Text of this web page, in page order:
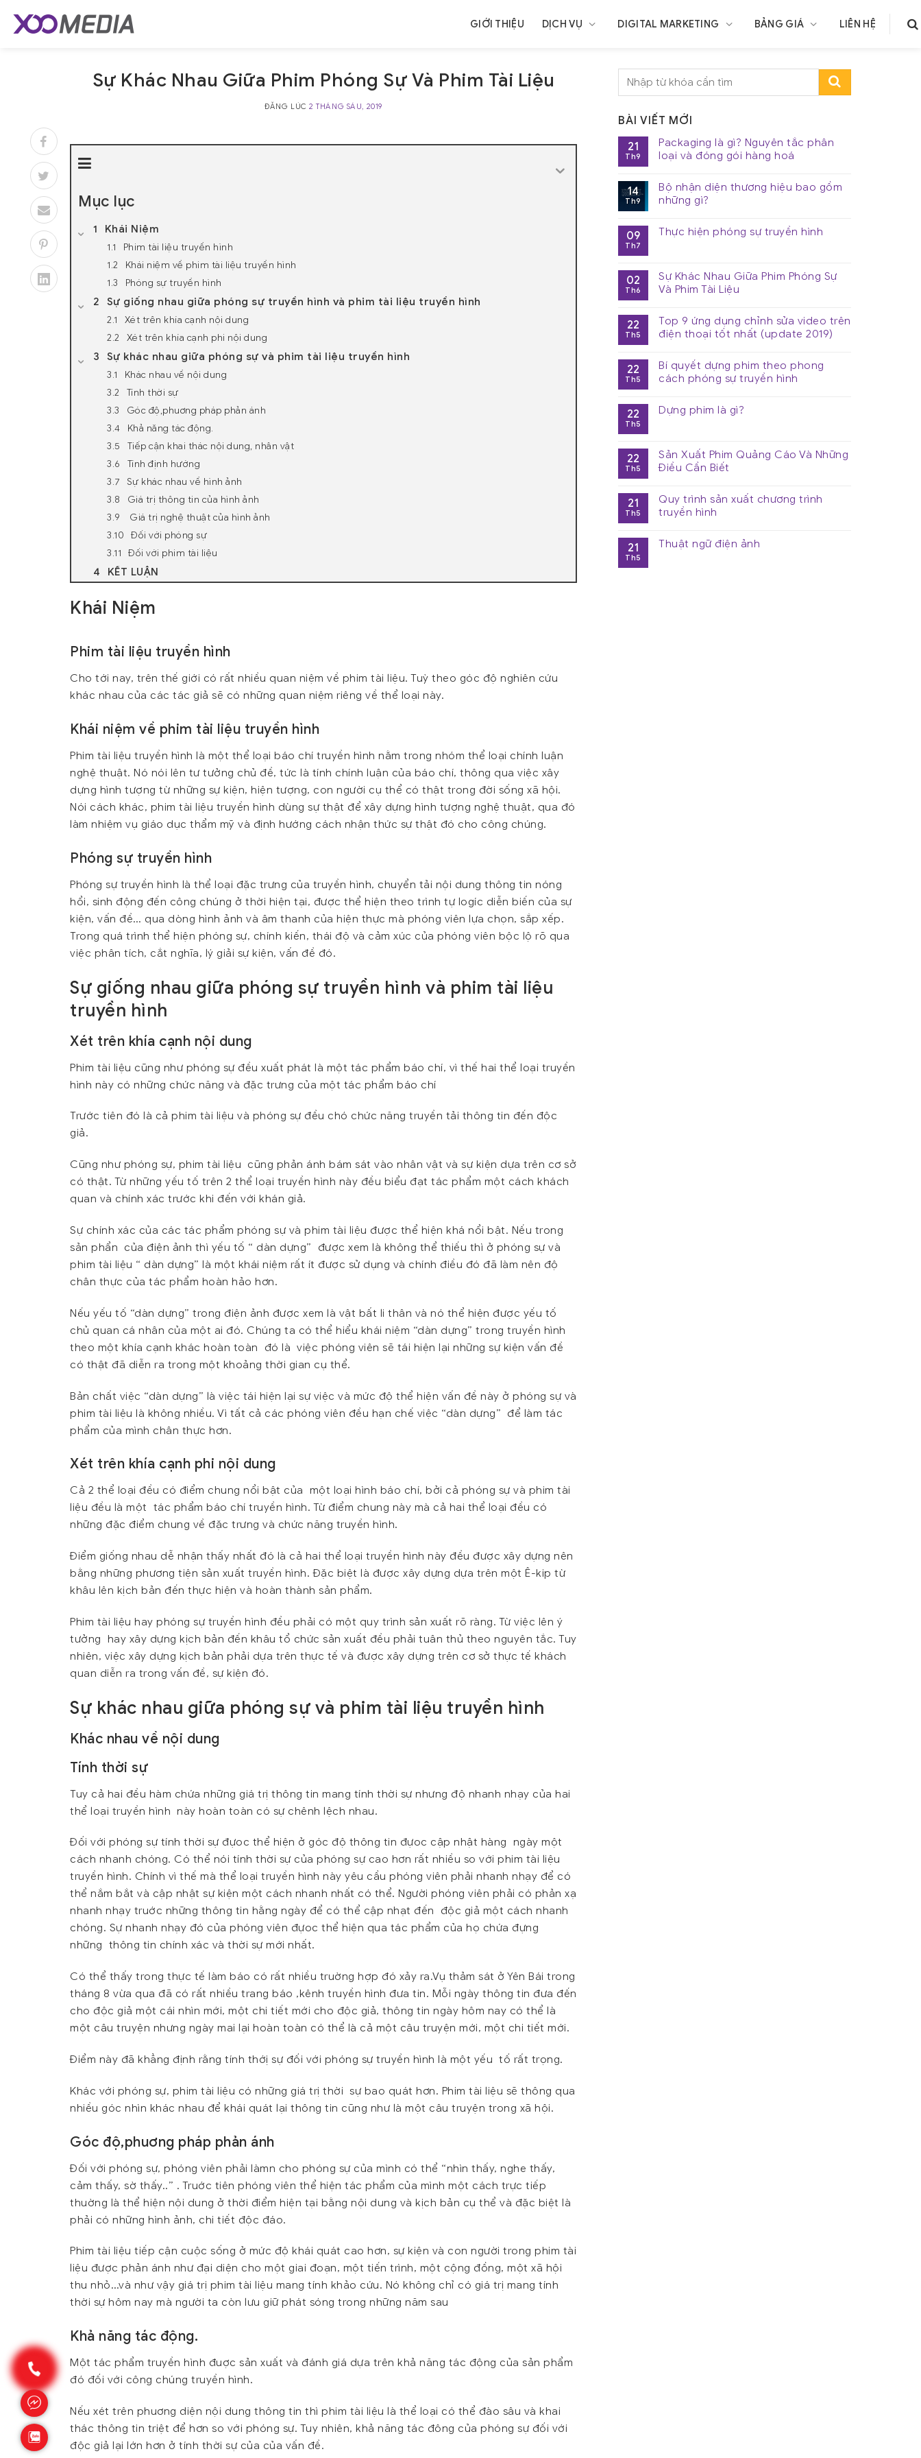
GIỚI THIỆU DỊCH VỤ DIGITAL MARKETING BẢNG GIÁ LIÊN HỆ
Sự Khác Nhau Giữa Phim Phóng Sự Và Phim Tài Liệu
ĐĂNG LÚC2 THÁNG SÁU, 2019
Mục lục
Khái Niệm
Phim tài liệu truyền hình
Khái niệm về phim tài liệu truyền hình
Phóng sự truyền hình
Sự giống nhau giữa phóng sự truyền hình và phim tài liệu truyền hình
Xét trên khía cạnh nội dung
Xét trên khía cạnh phi nội dung
Sự khác nhau giữa phóng sự và phim tài liệu truyền hình
Khác nhau về nội dung
Tính thời sự
Góc độ,phuơng pháp phản ánh
Khả năng tác động.
Tiếp cận khai thác nội dung, nhân vật
Tính định hướng
Sự khác nhau về hình ảnh
Giá trị thông tin của hình ảnh
Giá trị nghệ thuật của hình ảnh
Đối với phóng sự
Đối với phim tài liệu
KẾT LUẬN
Khái Niệm
Phim tài liệu truyền hình
Cho tới nay, trên thế giới có rất nhiều quan niệm về phim tài liệu. Tuỳ theo góc độ nghiên cứu
khác nhau của các tác giả sẽ có những quan niệm riêng về thể loại này.
Khái niệm về phim tài liệu truyền hình
Phim tài liệu truyền hình là một thể loại báo chí truyền hình nằm trong nhóm thể loại chính luận
nghệ thuật. Nó nói lên tư tưởng chủ đề, tức là tính chính luận của báo chí, thông qua việc xây
dựng hình tượng từ những sự kiện, hiện tượng, con người cụ thể có thật trong đời sống xã hội.
Nói cách khác, phim tài liệu truyền hình dùng sự thật để xây dựng hình tượng nghệ thuật, qua đó
làm nhiệm vụ giáo dục thẩm mỹ và định hướng cách nhận thức sự thật đó cho công chúng.
Phóng sự truyền hình
Phóng sự truyền hình là thể loại đặc trưng của truyền hình, chuyển tải nội dung thông tin nóng
hổi, sinh động đến công chúng ở thời hiện tại, được thể hiện theo trình tự logíc diễn biến của sự
kiện, vấn đề… qua dòng hình ảnh và âm thanh của hiện thực mà phóng viên lựa chọn, sắp xếp.
Trong quá trình thể hiện phóng sự, chính kiến, thái độ và cảm xúc của phóng viên bộc lộ rõ qua
việc phân tích, cắt nghĩa, lý giải sự kiện, vấn đề đó.
Sự giống nhau giữa phóng sự truyền hình và phim tài liệu
truyền hình
Xét trên khía cạnh nội dung
Phim tài liệu cũng như phóng sự đều xuất phát là một tác phẩm báo chí, vì thế hai thể loại truyền
hình này có những chức năng và đặc trưng của một tác phẩm báo chí
Trước tiên đó là cả phim tài liệu và phóng sự đều chó chức năng truyền tải thông tin đến độc
giả.
Cũng như phóng sự, phim tài liệu cũng phản ánh bám sát vào nhân vật và sự kiện dựa trên cơ sở
có thật. Từ những yếu tố trên 2 thể loại truyền hình này đều biểu đạt tác phẩm một cách khách
quan và chính xác trước khi đến với khán giả.
Sự chính xác của các tác phẩm phóng sự và phim tài liệu được thể hiện khá nổi bật. Nếu trong
sản phẩn của điện ảnh thì yếu tố “ dàn dựng” được xem là không thể thiếu thì ở phóng sự và
phim tài liệu “ dàn dựng” là một khái niệm rất ít được sử dụng và chính điều đó đã làm nên độ
chân thực của tác phẩm hoàn hảo hơn.
Nếu yếu tố “dàn dựng” trong điện ảnh được xem là vật bất li thân và nó thể hiện được yếu tố
chủ quan cá nhân của một ai đó. Chúng ta có thể hiểu khái niệm “dàn dựng” trong truyền hình
theo một khía cạnh khác hoàn toàn đó là việc phóng viên sẽ tái hiện lại những sự kiện vấn đề
có thật đã diễn ra trong một khoảng thời gian cụ thể.
Bản chất việc “dàn dựng” là việc tái hiện lại sự việc và mức độ thể hiện vấn đề này ở phóng sự và
phim tài liệu là không nhiều. Vì tất cả các phóng viên đều hạn chế việc “dàn dựng” để làm tác
phẩm của mình chân thực hơn.
Xét trên khía cạnh phi nội dung
Cả 2 thể loại đều có điểm chung nổi bật của một loại hình báo chí, bởi cả phóng sự và phim tài
liệu đều là một tác phẩm báo chí truyền hình. Từ điểm chung này mà cả hai thể loại đều có
những đặc điểm chung về đặc trưng và chức năng truyền hình.
Điểm giống nhau dễ nhận thấy nhất đó là cả hai thể loại truyền hình này đều được xây dựng nên
bằng những phương tiện sản xuất truyền hình. Đặc biệt là được xây dựng dựa trên một Ê-kip từ
khâu lên kịch bản đến thực hiện và hoàn thành sản phẩm.
Phim tài liệu hay phóng sự truyền hình đều phải có một quy trình sản xuất rõ ràng. Từ việc lên ý
tưởng hay xây dựng kịch bản đến khâu tổ chức sản xuất đều phải tuân thủ theo nguyên tắc. Tuy
nhiên, việc xây dựng kịch bản phải dựa trên thực tế và được xây dựng trên cơ sở thực tế khách
quan diễn ra trong vấn đề, sự kiện đó.
Sự khác nhau giữa phóng sự và phim tài liệu truyền hình
Khác nhau về nội dung
Tính thời sự
Tuy cả hai đều hàm chứa những giá trị thông tin mang tính thời sự nhưng độ nhanh nhạy của hai
thể loại truyền hình này hoàn toàn có sự chênh lệch nhau.
Đối với phóng sự tính thời sự đựoc thể hiện ở góc độ thông tin đựoc cập nhật hàng ngày một
cách nhanh chóng. Có thể nói tính thời sự của phóng sự cao hơn rất nhiều so với phim tài liệu
truyền hình. Chính vì thế mà thể loại truyền hình này yêu cầu phóng viên phải nhanh nhạy để có
thể nắm bắt và cập nhật sự kiện một cách nhanh nhất có thể. Người phóng viên phải có phản xạ
nhanh nhạy truớc những thông tin hằng ngày để có thể cập nhạt đến độc giả một cách nhanh
chóng. Sự nhanh nhạy đó của phóng viên đựoc thể hiện qua tác phẩm của họ chứa đựng
những thông tin chính xác và thời sự mới nhất.
Có thể thấy trong thực tế làm báo có rất nhiều truờng hợp đó xảy ra.Vụ thảm sát ở Yên Bái trong
tháng 8 vừa qua đã có rất nhiều trang báo ,kênh truyền hình đưa tin. Mỗi ngày thông tin đưa đến
cho độc giả một cái nhìn mới, một chi tiết mới cho độc giả, thông tin ngày hôm nay có thể là
một câu truyện nhưng ngày mai lại hoàn toàn có thể là cả một câu truyện mới, một chi tiết mới.
Điểm này đã khẳng định rằng tính thớị sự đối với phóng sự truyền hình là một yếu tố rất trọng.
Khác với phóng sự, phim tài liệu có những giá trị thời sự bao quát hơn. Phim tài liệu sẽ thông qua
nhiều góc nhìn khác nhau để khái quát lại thông tin cũng như là một câu truyện trong xã hội.
Góc độ,phuơng pháp phản ánh
Đối với phóng sự, phóng viên phải làmn cho phóng sự của mình có thể “nhìn thấy, nghe thấy,
cảm thấy, sờ thấy..” . Truớc tiên phóng viên thể hiện tác phẩm của mình một cách trực tiếp
thuờng là thể hiện nội dung ở thời điểm hiện tại bằng nội dung và kịch bản cụ thể và đặc biệt là
phải có những hình ảnh, chi tiết độc đáo.
Phim tài liệu tiếp cận cuộc sống ở mức độ khái quát cao hơn, sự kiện và con người trong phim tài
liệu được phản ánh như đại diện cho một giai đoạn, một tiến trình, một cộng đồng, một xã hội
thu nhỏ…và như vậy giá trị phim tài liệu mang tính khảo cứu. Nó không chỉ có giá trị mang tính
thời sự hôm nay mà người ta còn lưu giữ phát sóng trong những năm sau
Khả năng tác động.
Một tác phẩm truyền hình đuợc sản xuất và đánh giá dựa trên khả năng tác động của sản phẩm
đó đối với công chúng truyền hình.
Nếu xét trên phuơng diện nội dung thông tin thì phim tài liệu là thể loại có thể đào sâu và khai
thác thông tin triệt để hơn so với phóng sự. Tuy nhiên, khả năng tác đông của phóng sự đối với
độc giả lại lớn hơn ở tính thời sự của của vấn đề.
BÀI VIẾT MỚI
21
Th9
Packaging là gì? Nguyên tắc phân
loại và đóng gói hàng hoá
14
Th9
Bộ nhận diện thương hiệu bao gồm
những gì?
09
Th7
Thực hiện phóng sự truyền hình
02
Th6
Sự Khác Nhau Giữa Phim Phóng Sự
Và Phim Tài Liệu
22
Th5
Top 9 ứng dụng chỉnh sửa video trên
điện thoại tốt nhất (update 2019)
22
Th5
Bí quyết dựng phim theo phong
cách phóng sự truyền hình
22
Th5
Dựng phim là gì?
22
Th5
Sản Xuất Phim Quảng Cáo Và Những
Điều Cần Biết
21
Th5
Quy trình sản xuất chương trình
truyền hình
21
Th5
Thuật ngữ điện ảnh